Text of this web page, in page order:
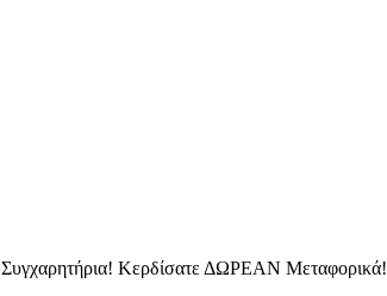
Συγχαρητήρια! Κερδίσατε ΔΩΡΕΑΝ Μεταφορικά!